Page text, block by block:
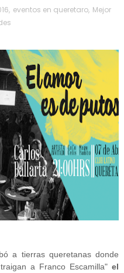
, eventos en queretaro, Mejor
a tierras queretanas donde
a Franco Escamilla"el